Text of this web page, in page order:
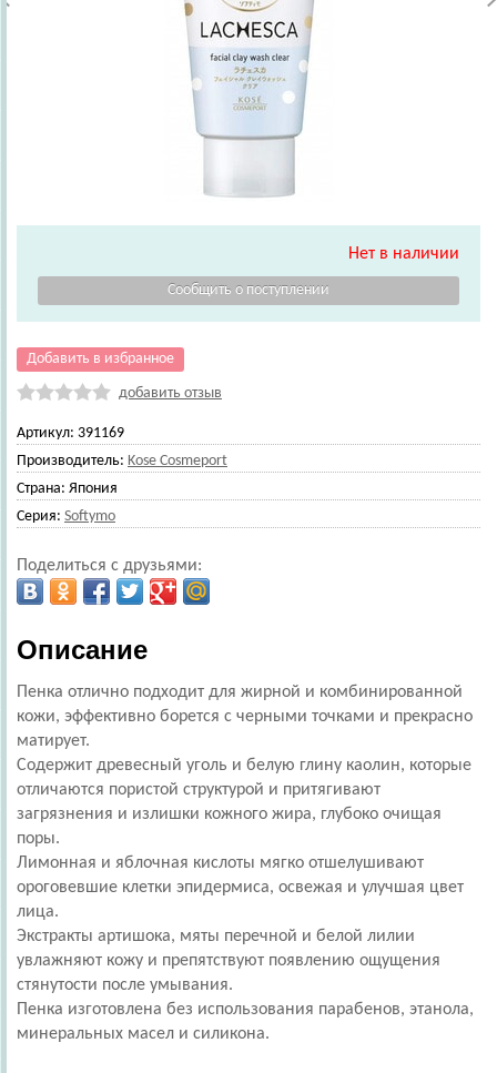
Нет в наличии
Добавить в избранное
добавить отзыв
Артикул: 391169
Производитель: Kose Cosmeport
Страна: Япония
Серия: Softymo
Поделиться с друзьями:
Описание
Пенка отлично подходит для жирной и комбинированной
кожи, эффективно борется с черными точками и прекрасно
матирует.
Содержит древесный уголь и белую глину каолин, которые
отличаются пористой структурой и притягивают
загрязнения и излишки кожного жира, глубоко очищая
поры.
Лимонная и яблочная кислоты мягко отшелушивают
ороговевшие клетки эпидермиса, освежая и улучшая цвет
лица.
Экстракты артишока, мяты перечной и белой лилии
увлажняют кожу и препятствуют появлению ощущения
стянутости после умывания.
Пенка изготовлена без использования парабенов, этанола,
минеральных масел и силикона.